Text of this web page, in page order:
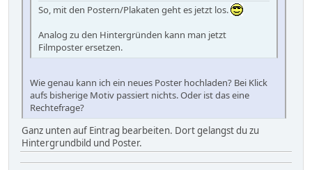
So, mit den Postern/Plakaten geht es jetzt los.
Analog zu den Hintergründen kann man jetzt
Filmposter ersetzen.
Wie genau kann ich ein neues Poster hochladen? Bei Klick
aufs bisherige Motiv passiert nichts. Oder ist das eine
Rechtefrage?
Ganz unten auf Eintrag bearbeiten. Dort gelangst du zu
Hintergrundbild und Poster.